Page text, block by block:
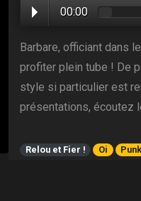
00:00
Barbare, officiant dans
profiter plein tube ! De
style si particulier est
présentations, écoutez
Relou et Fier ! Oi Punk